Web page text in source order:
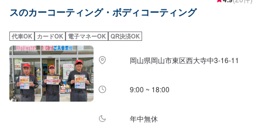
以上のツヤと濃厚な発色が得られますSS：52,300円S：57,800円M：63,400
工料金に含みます）New!!【ダイヤⅡキーパー】（施工時間：6〜8時間、耐
久：3年(2年に1度のメンテナンスで6年)）ダイヤモンドキーパーの2倍の艶と
自浄性能を併せ持ちながらも、金額はWダイヤよりお得。コスパ重視の方に
お勧めしたい、最新ハイエンドコーティングです。SS：63,300円S：68,800
円M：74,400円L：78,600円LL：85,400円XL：106,200円※鏡面研磨は別途料
金(軽研磨は施工料金に含みます）【エコダイヤキーパー】（施工時間：4〜8
時間、耐久：3年(2年もしくは1年に1度のメンテナンスで5年)）超強力な防汚
83,800円M：91,900円L：97,800円LL：108,000円XL：137,900円※鏡面研磨
スのカーコーティング・ボディコーティング
代車OK カードOK 電子マネーOK QR決済OK
岡山県岡山市東区西大寺中3-16-11
9:00 ~ 18:00
年中無休